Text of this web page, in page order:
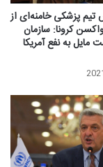
پزشکی خامنه‌ای از
کرونا: سازمان
مایل به نفع آمریکا